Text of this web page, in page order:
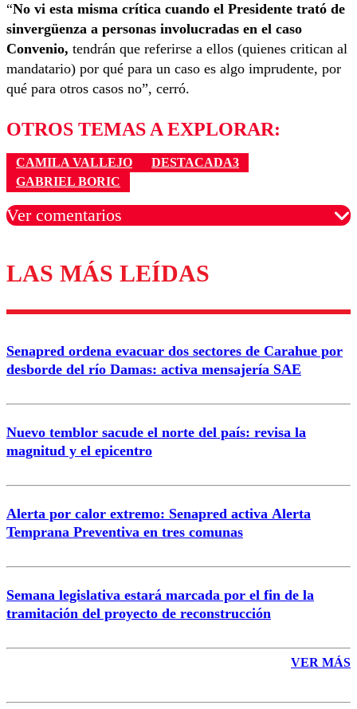
“No vi esta misma crítica cuando el Presidente trató de
sinvergüenza a personas involucradas en el caso
Convenio, tendrán que referirse a ellos (quienes critican al
mandatario) por qué para un caso es algo imprudente, por
qué para otros casos no”, cerró.
OTROS TEMAS A EXPLORAR:
CAMILA VALLEJO
DESTACADA3
GABRIEL BORIC
Ver comentarios
Los comentarios son moderados para garantizar un
diálogo respetuoso.
Nombre
Correo
LAS MÁS LEÍDAS
Senapred ordena evacuar dos sectores de Carahue por
desborde del río Damas: activa mensajería SAE
Nuevo temblor sacude el norte del país: revisa la
magnitud y el epicentro
Alerta por calor extremo: Senapred activa Alerta
Temprana Preventiva en tres comunas
Semana legislativa estará marcada por el fin de la
tramitación del proyecto de reconstrucción
VER MÁS